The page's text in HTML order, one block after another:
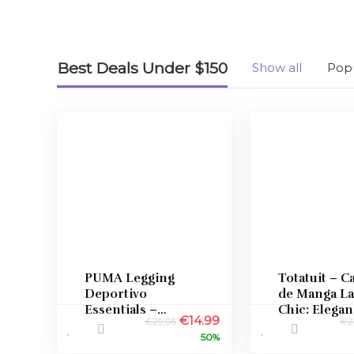
Best Deals Under $150 Show all
PUMA Legging
Deportivo
Essentials –
Comodidad,
€29.95 El
precio
€14.99El
precio
50%
Totatuit –
de Manga
Chic:
Comodidad
€